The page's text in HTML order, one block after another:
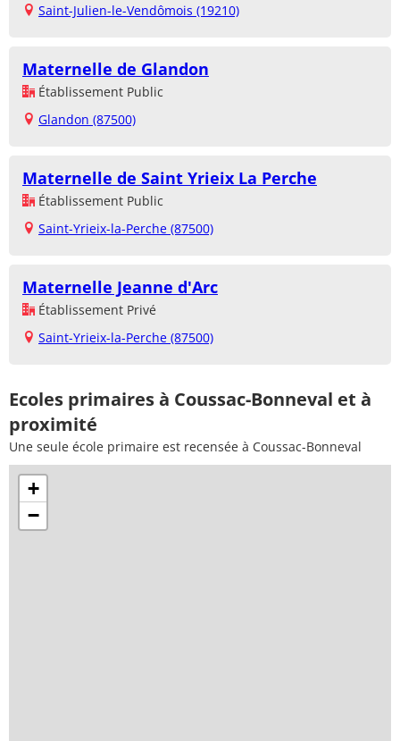
Saint-Julien-le-Vendômois (19210)
Maternelle de Glandon
Établissement Public
Glandon (87500)
Maternelle de Saint Yrieix La Perche
Établissement Public
Saint-Yrieix-la-Perche (87500)
Maternelle Jeanne d'Arc
Établissement Privé
Saint-Yrieix-la-Perche (87500)
Ecoles primaires à Coussac-Bonneval et à
proximité
Une seule école primaire est recensée à Coussac-Bonneval
+
−